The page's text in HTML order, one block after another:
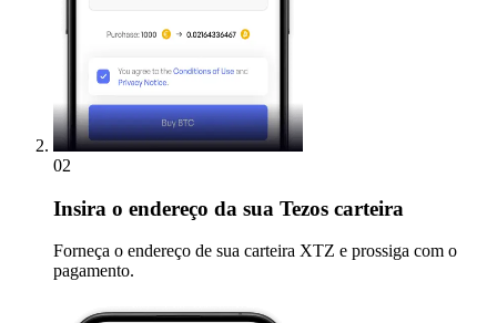
02
Insira o endereço da sua Tezos carteira
Forneça o endereço de sua carteira XTZ e prossiga com o
pagamento.